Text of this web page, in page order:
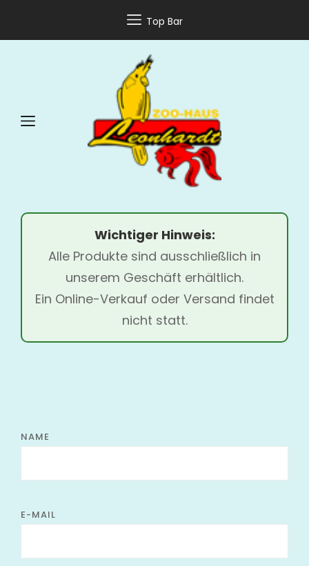
Top Bar
Wichtiger Hinweis:
Alle Produkte sind ausschließlich in
unserem Geschäft erhältlich.
Ein Online-Verkauf oder Versand findet
nicht statt.
NAME
E-MAIL